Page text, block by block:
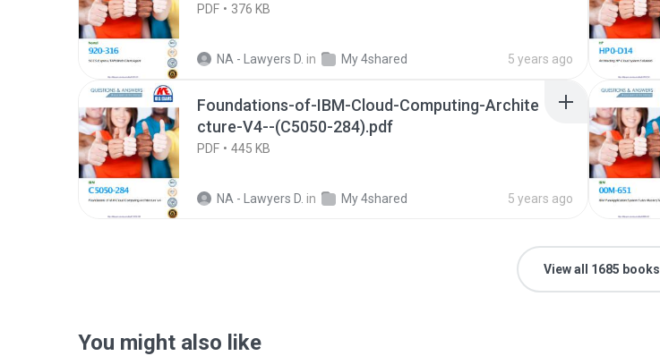
PDF 376 KB
NA - Lawyers D. in My 4shared 5 years ago
Foundations-of-IBM-Cloud-Computing-Archite
cture-V4--(C5050-284).pdf
PDF 445 KB
NA - Lawyers D. in My 4shared 5 years ago
View all 1685 books
You might also like